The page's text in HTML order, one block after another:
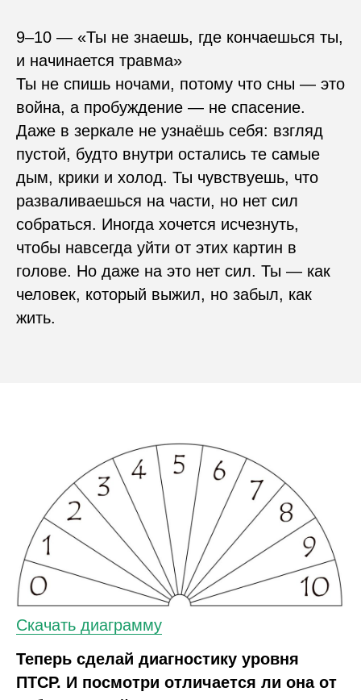
9–10 — «Ты не знаешь, где кончаешься ты,
и начинается травма»
Ты не спишь ночами, потому что сны — это
война, а пробуждение — не спасение.
Даже в зеркале не узнаёшь себя: взгляд
пустой, будто внутри остались те самые
дым, крики и холод. Ты чувствуешь, что
разваливаешься на части, но нет сил
собраться. Иногда хочется исчезнуть,
чтобы навсегда уйти от этих картин в
голове. Но даже на это нет сил. Ты — как
человек, который выжил, но забыл, как
жить.
Скачать диаграмму
Теперь сделай диагностику уровня
ПТСР. И посмотри отличается ли она от